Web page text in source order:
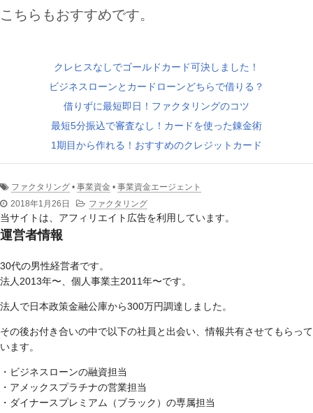
こちらもおすすめです。
クレヒスなしでゴールドカード可決しました！
ビジネスローンとカードローンどちらで借りる？
借りずに最短即日！ファクタリングのコツ
最短5分振込で審査なし！カードを使った錬金術
1期目から作れる！おすすめのクレジットカード
ファクタリング • 事業資金 • 事業資金エージェント
2018年1月26日
ファクタリング
当サイトは、アフィリエイト広告を利用しています。
運営者情報
30代の男性経営者です。
法人2013年〜、個人事業主2011年〜です。
法人で日本政策金融公庫から300万円調達しました。
その後お付き合いの中で以下の社員と出会い、情報共有させてもらって
います。
・ビジネスローンの融資担当
・アメックスプラチナの営業担当
・ダイナースプレミアム（ブラック）の専属担当